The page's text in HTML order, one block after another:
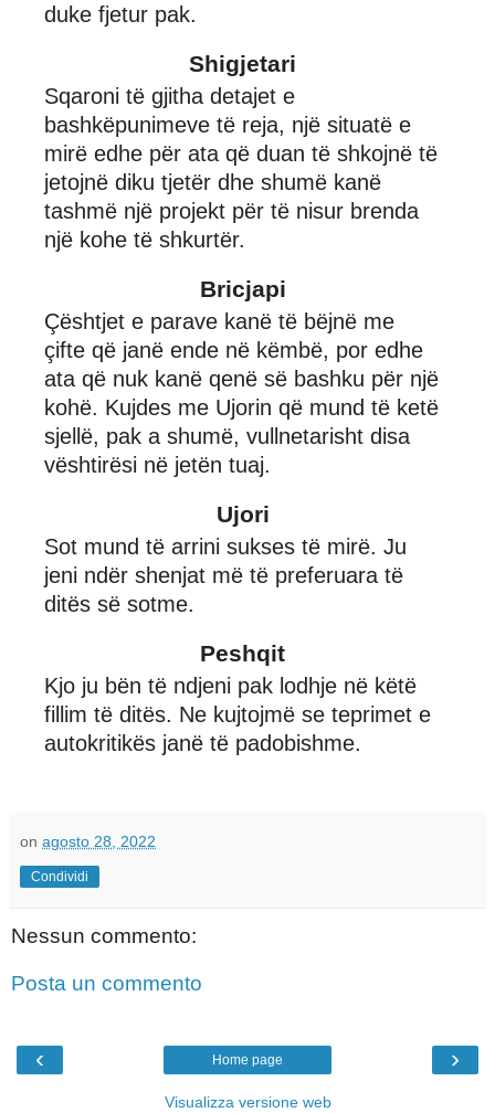
duke fjetur pak.
Shigjetari
Sqaroni të gjitha detajet e
bashkëpunimeve të reja, një situatë e
mirë edhe për ata që duan të shkojnë të
jetojnë diku tjetër dhe shumë kanë
tashmë një projekt për të nisur brenda
një kohe të shkurtër.
Bricjapi
Çështjet e parave kanë të bëjnë me
çifte që janë ende në këmbë, por edhe
ata që nuk kanë qenë së bashku për një
kohë. Kujdes me Ujorin që mund të ketë
sjellë, pak a shumë, vullnetarisht disa
vështirësi në jetën tuaj.
Ujori
Sot mund të arrini sukses të mirë. Ju
jeni ndër shenjat më të preferuara të
ditës së sotme.
Peshqit
Kjo ju bën të ndjeni pak lodhje në këtë
fillim të ditës. Ne kujtojmë se teprimet e
autokritikës janë të padobishme.
on agosto 28, 2022
Condividi
Nessun commento:
Posta un commento
‹ ›
Home page
Visualizza versione web